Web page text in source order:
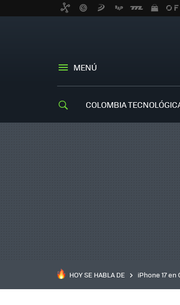
MENÚ
COLOMBIA
HOY SE HABLA DE iPhone 17 en
inteligente